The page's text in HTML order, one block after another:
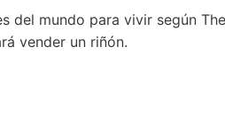
del mundo para vivir según
vender un riñón.